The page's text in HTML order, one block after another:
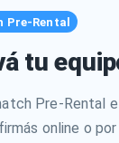
Pre-Rental
tu
Pre-Rental
online o